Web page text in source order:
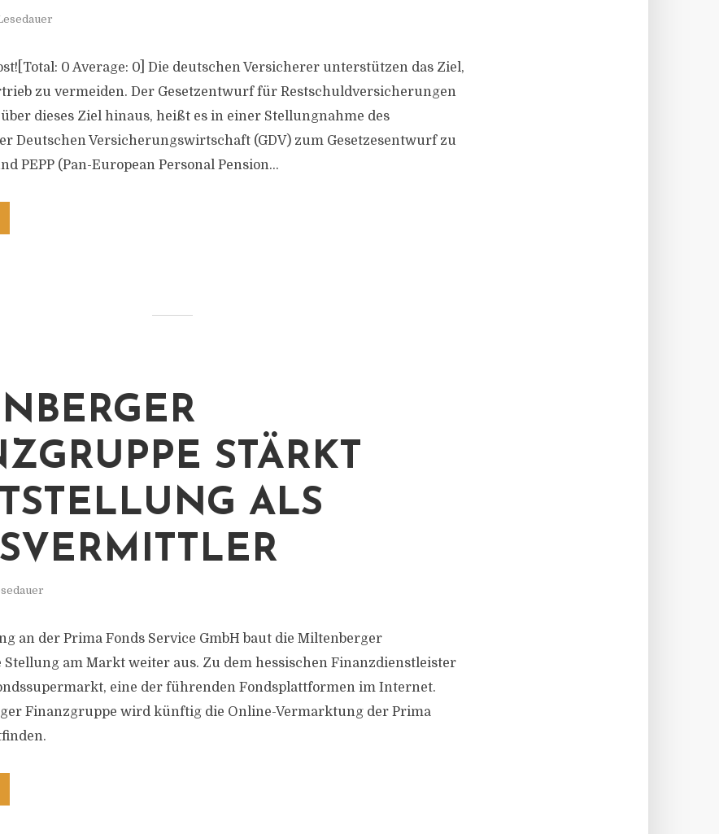
0 Average: 0] Die deutschen Versicherer unterstützen das Ziel,
zu vermeiden. Der Gesetzentwurf für Restschuldversicherungen
dieses Ziel hinaus, heißt es in einer Stellungnahme des
Deutschen Versicherungswirtschaft (GDV) zum Gesetzesentwurf zu
PEPP (Pan-European Personal Pension...
STÄRKT
ALS
an der Prima Fonds Service GmbH baut die Miltenberger
am Markt weiter aus. Zu dem hessischen Finanzdienstleister
eine der führenden Fondsplattformen im Internet.
Finanzgruppe wird künftig die Online-Vermarktung der Prima